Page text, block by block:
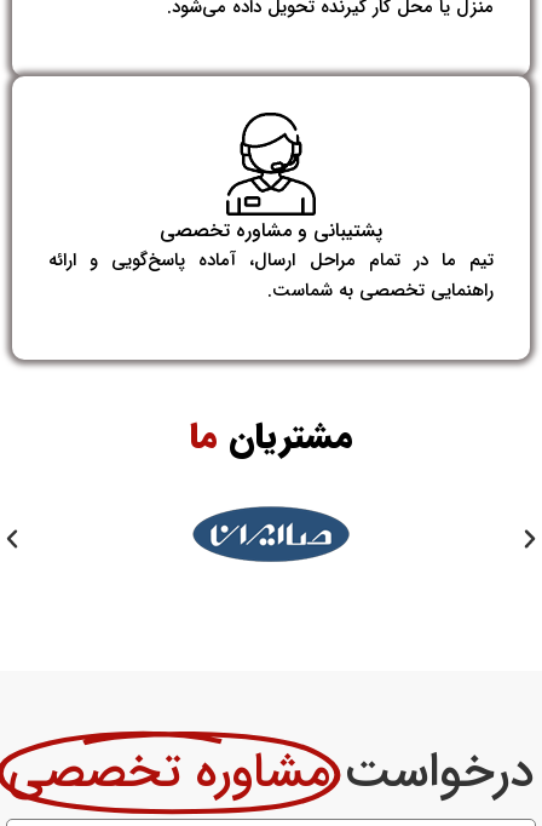
منزل یا محل کار گیرنده تحویل داده می‌شود.
پشتیبانی و مشاوره تخصصی
تیم ما در تمام مراحل ارسال، آماده پاسخ‌گویی و ارائه
راهنمایی تخصصی به شماست.
مشتریان ما
درخواستمشاوره تخصصی